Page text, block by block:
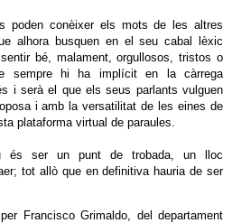
poden conèixer els mots de les altres
alhora busquen en el seu cabal lèxic
bé, malament, orgullosos, tristos o
sempre hi ha implícit en la càrrega
i serà el que els seus parlants vulguen
i amb la versatilitat de les eines de
plataforma virtual de paraules.
és ser un punt de trobada, un lloc
tot allò que en definitiva hauria de ser
Francisco Grimaldo, del departament